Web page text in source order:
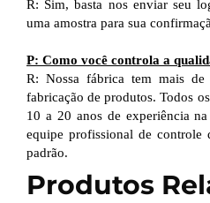
R: Sim, basta nos enviar seu
uma amostra para sua
P: Como você controla a
R: Nossa fábrica tem mais
fabricação de produtos. Todos
10 a 20 anos de experiência
equipe profissional de controle
padrão.
Produtos